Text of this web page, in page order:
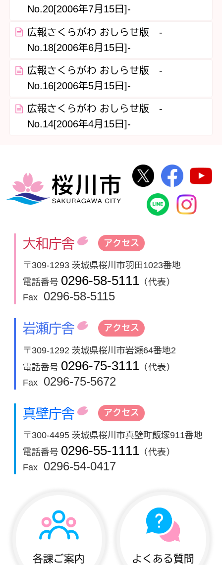
No.20[2006年7月15日]-
広報さくらがわ おしらせ版 -
No.18[2006年6月15日]-
広報さくらがわ おしらせ版 -
No.16[2006年5月15日]-
広報さくらがわ おしらせ版 -
No.14[2006年4月15日]-
桜川市
桜川市公式
桜川
桜川市公
大和庁舎 アクセス
〒309-1293 茨城県桜川市羽田1023番地
電話番号 0296-58-5111 （代表）
Fax
0296-58-5115
岩瀬庁舎 アクセス
〒309-1292 茨城県桜川市岩瀬64番地2
電話番号 0296-75-3111 （代表）
Fax
0296-75-5672
真壁庁舎 アクセス
〒300-4495 茨城県桜川市真壁町飯塚911番地
電話番号 0296-55-1111 （代表）
Fax
0296-54-0417
各課ご案内 よくある質問